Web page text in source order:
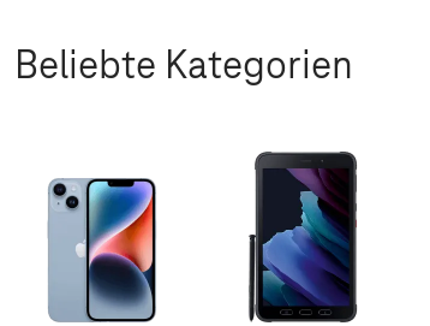
Beliebte Kategorien